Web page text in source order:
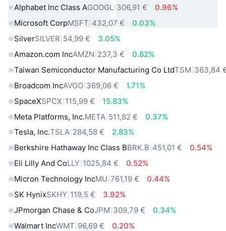
Alphabet Inc Class AGOOGL 306,91 €
0.96%
Microsoft CorpMSFT 432,07 €
0.03%
SilverSILVER 54,99 €
3.05%
Amazon.com IncAMZN 237,3 €
0.82%
Taiwan Semiconductor Manufacturing Co LtdTSM 363,84
Broadcom IncAVGO 369,06 €
1.71%
SpaceXSPCX 115,99 €
15.83%
Meta Platforms, Inc.META 511,82 €
0.37%
Tesla, Inc.TSLA 284,58 €
2.83%
Berkshire Hathaway Inc Class BBRK.B 451,01 €
0.54%
Eli Lilly And CoLLY 1025,84 €
0.52%
Micron Technology IncMU 761,19 €
0.44%
SK HynixSKHY 119,5 €
3.92%
JPmorgan Chase & CoJPM 309,79 €
0.34%
Walmart IncWMT 96,69 € 0.20%